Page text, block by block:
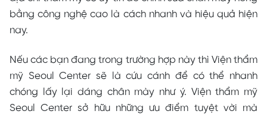
bằng công nghệ cao là cách nhanh và hiệu quả hiện
nay.
Nếu các bạn đang trong trường hợp này thì Viện thẩm
mỹ Seoul Center sẽ là cứu cánh để có thể nhanh
chóng lấy lại dáng chân mày như ý. Viện thẩm mỹ
Seoul Center sở hữu những ưu điểm tuyệt vời mà